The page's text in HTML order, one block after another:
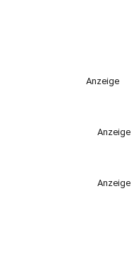
Anzeige
Anzeige
Anzeige